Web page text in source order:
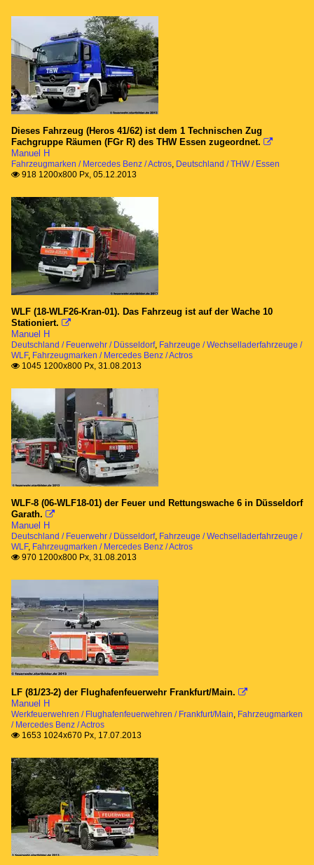
Düsseldorf
Kassel Calden
THW
Essen
Fahrzeuge
DKL 23/12
Hilfeleistungslöschfahrzeuge
HLF 24 NRW
Rüstwagen
RW 2
Tanklöschfahrzeuge
TLF 24/50
Teleskopmastfahrzeug
TMF
Wechselladerfahrzeuge
WLF
Fahrzeugmarken
Atego
Werkfeuerwehren
Flughafenfeuerwehren
Frankfurt/Main
Ludwigshafen
Dieses Fahrzeug (Heros 41/62) ist dem 1 Technischen Zug
Fachgruppe Räumen (FGr R) des THW Essen zugeordnet. 
Manuel H
Fahrzeugmarken / Mercedes Benz / Actros, Deutschland / THW / Essen
 918 1200x800 Px, 05.12.2013
WLF (18-WLF26-Kran-01). Das Fahrzeug ist auf der Wache 10
Stationiert. 
Manuel H
Deutschland / Feuerwehr / Düsseldorf, Fahrzeuge / Wechselladerfahrzeuge /
WLF, Fahrzeugmarken / Mercedes Benz / Actros
 1045 1200x800 Px, 31.08.2013
WLF-8 (06-WLF18-01) der Feuer und Rettungswache 6 in Düsseldorf
Garath. 
Manuel H
Deutschland / Feuerwehr / Düsseldorf, Fahrzeuge / Wechselladerfahrzeuge /
WLF, Fahrzeugmarken / Mercedes Benz / Actros
 970 1200x800 Px, 31.08.2013
LF (81/23-2) der Flughafenfeuerwehr Frankfurt/Main. 
Manuel H
Werkfeuerwehren / Flughafenfeuerwehren / Frankfurt/Main, Fahrzeugmarken
/ Mercedes Benz / Actros
 1653 1024x670 Px, 17.07.2013